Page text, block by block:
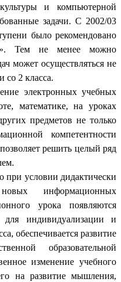
и компьютерной
задачи. С 2002/03
было рекомендовано
Тем не менее можно
может осуществляться не
со 2 класса.
учебных
математике, на уроках
предметов не только
компетентности
решить целый ряд
условии дидактически
информационных
урока появляются
для индивидуализации и
обеспечивается развитие
образовательной
изменение учебного
на развитие мышления,